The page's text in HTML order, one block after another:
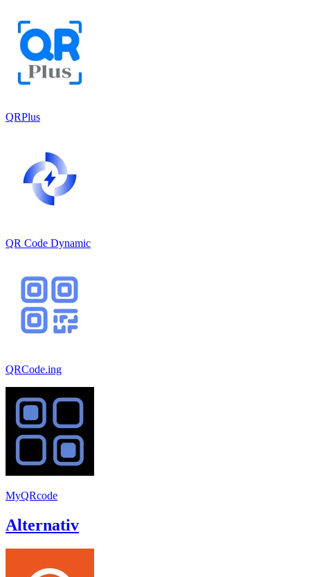
QRPlus
QR Code Dynamic
QRCode.ing
MyQRcode
Alternativ